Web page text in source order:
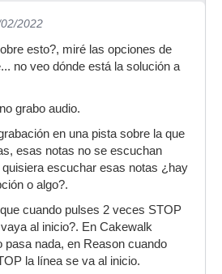
2022
esto?, miré las opciones de
no veo dónde está la solución a
grabo audio.
en una pista sobre la que
esas notas no se escuchan
escuchar esas notas ¿hay
o algo?.
cuando pulses 2 veces STOP
al inicio?. En Cakewalk
pasa nada, en Reason cuando
la línea se va al inicio.